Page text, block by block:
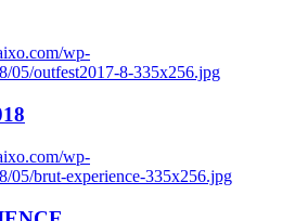
wp-
05/outfest2017-8-335x256.jpg
wp-
05/brut-experience-335x256.jpg